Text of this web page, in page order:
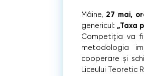
Mâine, 27 mai,
genericul: „Taxa
Competiția va
metodologia
cooperare și
Liceului Teoretic